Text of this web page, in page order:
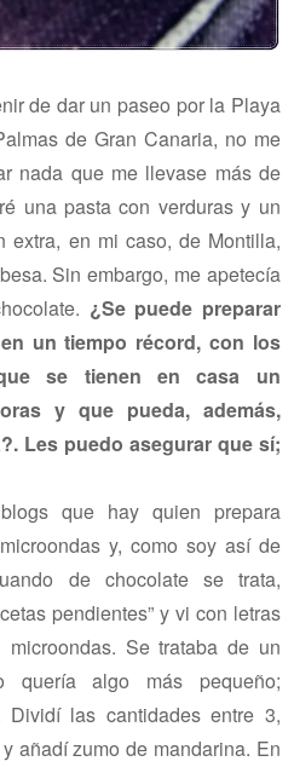
de dar un paseo por la Playa
de Gran Canaria, no me
nada que me llevase más de
una pasta con verduras y un
extra, en mi caso, de Montilla,
Sin embargo, me apetecía
¿Se puede preparar
un tiempo récord, con los
se tienen en casa un
y que pueda, además,
Les puedo asegurar que sí;
que hay quien prepara
y, como soy así de
de chocolate se trata,
pendientes” y vi con letras
Se trataba de un
quería algo más pequeño;
las cantidades entre 3,
añadí zumo de mandarina. En